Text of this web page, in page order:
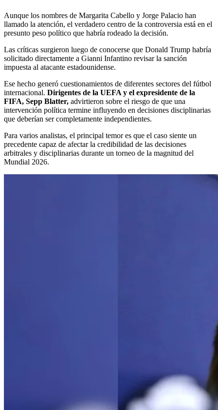
Aunque los nombres de Margarita Cabello y Jorge Palacio han
llamado la atención, el verdadero centro de la controversia está en el
presunto peso político que habría rodeado la decisión.
Las críticas surgieron luego de conocerse que Donald Trump habría
solicitado directamente a Gianni Infantino revisar la sanción
impuesta al atacante estadounidense.
Ese hecho generó cuestionamientos de diferentes sectores del fútbol
internacional. Dirigentes de la UEFA y el expresidente de la
FIFA, Sepp Blatter, advirtieron sobre el riesgo de que una
intervención política termine influyendo en decisiones disciplinarias
que deberían ser completamente independientes.
Para varios analistas, el principal temor es que el caso siente un
precedente capaz de afectar la credibilidad de las decisiones
arbitrales y disciplinarias durante un torneo de la magnitud del
Mundial 2026.